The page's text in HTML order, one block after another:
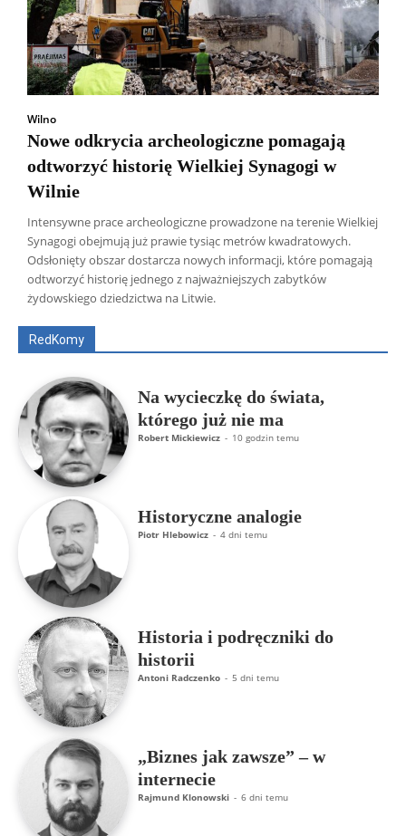
Wilno
Nowe odkrycia archeologiczne pomagają
odtworzyć historię Wielkiej Synagogi w
Wilnie
Intensywne prace archeologiczne prowadzone na terenie Wielkiej
Synagogi obejmują już prawie tysiąc metrów kwadratowych.
Odsłonięty obszar dostarcza nowych informacji, które pomagają
odtworzyć historię jednego z najważniejszych zabytków
żydowskiego dziedzictwa na Litwie.
RedKomy
Wszyscy Aleksander Borowik
Antoni Radczenko
Artur Płokszto
Grzegorz Górny
ks. Jarosław Wąsowicz SDB
Na wycieczkę do świata,
którego już nie ma
Robert Mickiewicz - 10 godzin temu
Historyczne analogie
Piotr Hlebowicz - 4 dni temu
Historia i podręczniki do
historii
Antoni Radczenko - 5 dni temu
„Biznes jak zawsze” – w
internecie
Rajmund Klonowski - 6 dni temu